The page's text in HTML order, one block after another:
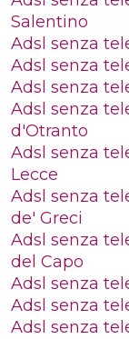
Salentino
Adsl senza
Adsl senza
Adsl senza
Adsl senza
d'Otranto
Adsl senza
Lecce
Adsl senza
de' Greci
Adsl senza
del Capo
Adsl senza
Adsl senza
Adsl senza